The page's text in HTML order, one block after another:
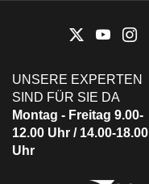
UNSERE EXPERTEN
SIND FÜR SIE DA
Montag - Freitag 9.00-
12.00 Uhr / 14.00-18.00
Uhr